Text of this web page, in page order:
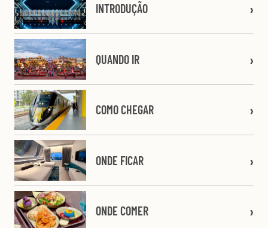
INTRODUÇÃO
QUANDO IR
COMO CHEGAR
ONDE FICAR
ONDE COMER